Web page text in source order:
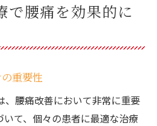
で腰痛を効果的に
重要性
、腰痛改善において非常に重要
て、個々の患者に最適な治療